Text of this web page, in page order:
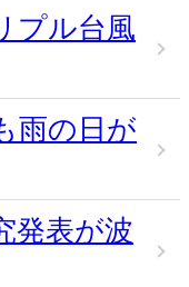
プル台風
雨の日が
発表が波